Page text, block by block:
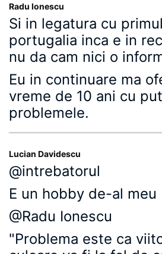
Radu Ionescu
Si in legatura cu
portugalia inca e in
nu da cam nici o
Eu in continuare ma
vreme de 10 ani cu
problemele.
Lucian Davidescu
@intrebatorul
E un hobby de-al meu
@Radu Ionescu
"Problema este ca